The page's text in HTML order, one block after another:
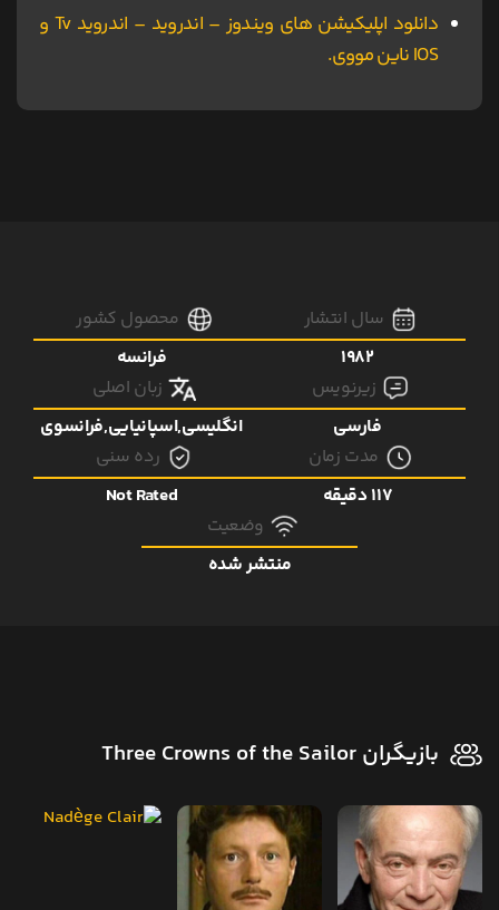
دانلود اپلیکیشن های ویندوز – اندروید – اندروید Tv و
IOS ناین مووی.
سال انتشار
1982
محصول کشور
فرانسه
زیرنویس
فارسی
زبان اصلی
انگلیسی,اسپانیایی,فرانسوی
مدت زمان
117 دقیقه
رده سنی
Not Rated
وضعیت
منتشر شده
بازیگران Three Crowns of the Sailor